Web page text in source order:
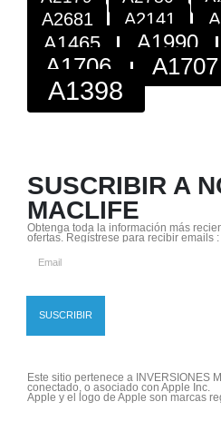
A2681
A2141
A1465 A1990
A1706
A1707
A1398
SUSCRIBIR A
MACLIFE
Obtenga toda la información más
ofertas. Regístrese para recibir emails :
Este sitio pertenece a INVERSIONES
conectado, o asociado con Apple Inc.
Apple y el logo de Apple son marcas